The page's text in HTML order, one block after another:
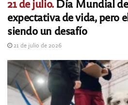
21 de julio.Día Mundial
expectativa de vida, pero
siendo un desafío
21 de julio de 2026